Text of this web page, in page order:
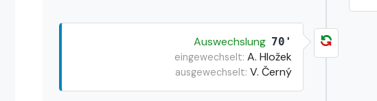
Auswechslung 70'
eingewechselt: A. Hložek
ausgewechselt: V. Černý